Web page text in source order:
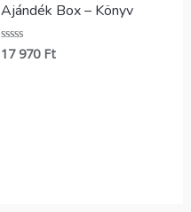
Ajándék Box – Könyv
Értékelés:
17 970 Ft